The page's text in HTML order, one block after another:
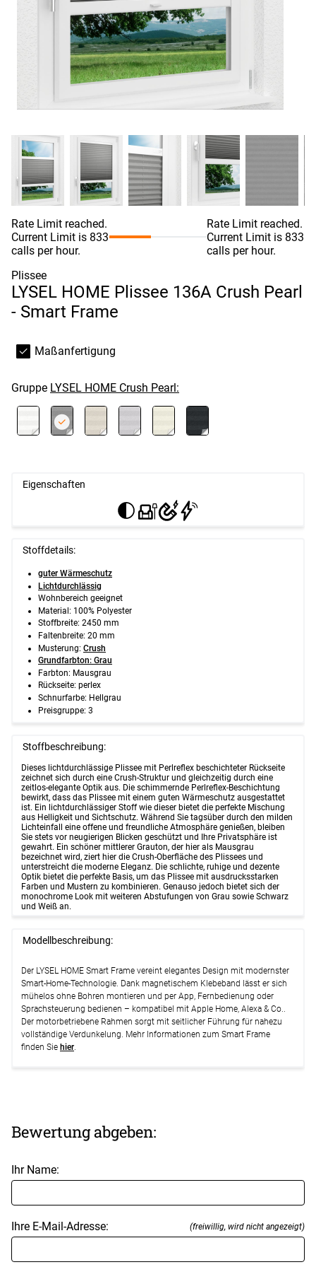
Rate Limit reached.
Current Limit is 833
calls per hour.
Rate Limit reached.
Current Limit is 833
calls per hour.
Plissee
LYSEL HOME Plissee 136A Crush Pearl
- Smart Frame
Maßanfertigung
Gruppe LYSEL HOME Crush Pearl:
Eigenschaften
Stoffdetails:
guter Wärmeschutz
Lichtdurchlässig
Wohnbereich geeignet
Material: 100% Polyester
Stoffbreite: 2450 mm
Faltenbreite: 20 mm
Musterung: Crush
Grundfarbton: Grau
Farbton: Mausgrau
Rückseite: perlex
Schnurfarbe: Hellgrau
Preisgruppe: 3
Stoffbeschreibung:
Dieses lichtdurchlässige Plissee mit Perlreflex beschichteter Rückseite
zeichnet sich durch eine Crush-Struktur und gleichzeitig durch eine
zeitlos-elegante Optik aus. Die schimmernde Perlreflex-Beschichtung
bewirkt, dass das Plissee mit einem guten Wärmeschutz ausgestattet
ist. Ein lichtdurchlässiger Stoff wie dieser bietet die perfekte Mischung
aus Helligkeit und Sichtschutz. Während Sie tagsüber durch den milden
Lichteinfall eine offene und freundliche Atmosphäre genießen, bleiben
Sie stets vor neugierigen Blicken geschützt und Ihre Privatsphäre ist
gewahrt. Ein schöner mittlerer Grauton, der hier als Mausgrau
bezeichnet wird, ziert hier die Crush-Oberfläche des Plissees und
unterstreicht die moderne Eleganz. Die schlichte, ruhige und dezente
Optik bietet die perfekte Basis, um das Plissee mit ausdrucksstarken
Farben und Mustern zu kombinieren. Genauso jedoch bietet sich der
monochrome Look mit weiteren Abstufungen von Grau sowie Schwarz
und Weiß an.
Modellbeschreibung:
Der LYSEL HOME Smart Frame vereint elegantes Design mit modernster
Smart-Home-Technologie. Dank magnetischem Klebeband lässt er sich
mühelos ohne Bohren montieren und per App, Fernbedienung oder
Sprachsteuerung bedienen – kompatibel mit Apple Home, Alexa & Co..
Der motorbetriebene Rahmen sorgt mit seitlicher Führung für nahezu
vollständige Verdunkelung. Mehr Informationen zum Smart Frame
finden Sie hier.
Bewertung abgeben:
Ihr Name:
Ihre E-Mail-Adresse: (freiwillig, wird nicht angezeigt)